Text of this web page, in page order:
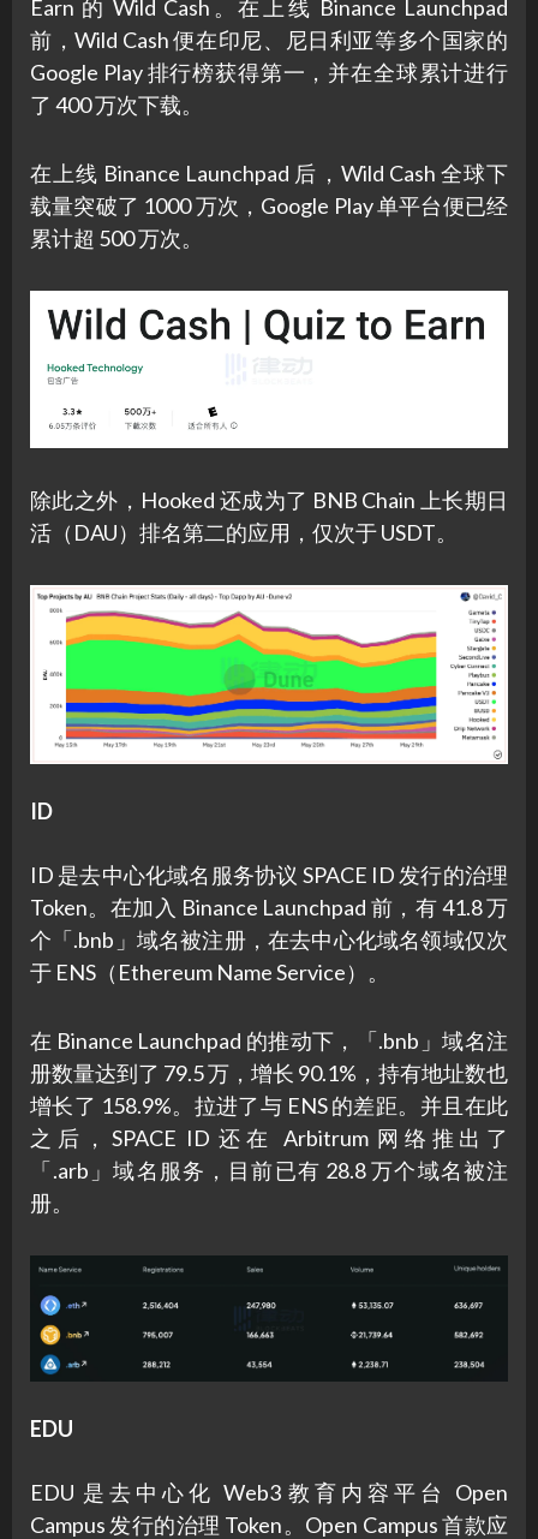
Earn 的 Wild Cash。在上线 Binance Launchpad
前，Wild Cash 便在印尼、尼日利亚等多个国家的
Google Play 排行榜获得第一，并在全球累计进行
了 400 万次下载。
在上线 Binance Launchpad 后，Wild Cash 全球下
载量突破了 1000 万次，Google Play 单平台便已经
累计超 500 万次。
除此之外，Hooked 还成为了 BNB Chain 上长期日
活（DAU）排名第二的应用，仅次于 USDT。
ID
ID 是去中心化域名服务协议 SPACE ID 发行的治理
Token。在加入 Binance Launchpad 前，有 41.8 万
个「.bnb」域名被注册，在去中心化域名领域仅次
于 ENS（Ethereum Name Service）。
在 Binance Launchpad 的推动下，「.bnb」域名注
册数量达到了 79.5 万，增长 90.1%，持有地址数也
增长了 158.9%。拉进了与 ENS 的差距。并且在此
之后，SPACE ID 还在 Arbitrum 网络推出了
「.arb」域名服务，目前已有 28.8 万个域名被注
册。
EDU
EDU 是去中心化 Web3 教育内容平台 Open
Campus 发行的治理 Token。Open Campus 首款应